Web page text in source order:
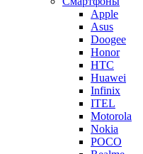
Apple
Asus
Doogee
Honor
HTC
Huawei
Infinix
ITEL
Motorola
Nokia
POCO